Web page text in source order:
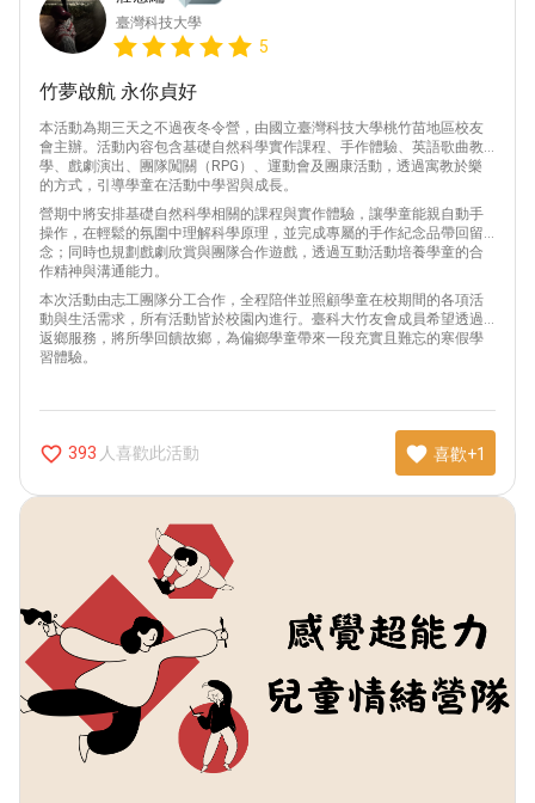
臺灣科技大學
5
竹夢啟航 永你貞好
本活動為期三天之不過夜冬令營，由國立臺灣科技大學桃竹苗地區校友
會主辦。活動內容包含基礎自然科學實作課程、手作體驗、英語歌曲教
學、戲劇演出、團隊闖關（RPG）、運動會及團康活動，透過寓教於樂
的方式，引導學童在活動中學習與成長。
營期中將安排基礎自然科學相關的課程與實作體驗，讓學童能親自動手
操作，在輕鬆的氛圍中理解科學原理，並完成專屬的手作紀念品帶回留
念；同時也規劃戲劇欣賞與團隊合作遊戲，透過互動活動培養學童的合
作精神與溝通能力。
本次活動由志工團隊分工合作，全程陪伴並照顧學童在校期間的各項活
動與生活需求，所有活動皆於校園內進行。臺科大竹友會成員希望透過
返鄉服務，將所學回饋故鄉，為偏鄉學童帶來一段充實且難忘的寒假學
習體驗。
favorite_border 393 人喜歡此活動 favorite 喜歡+1